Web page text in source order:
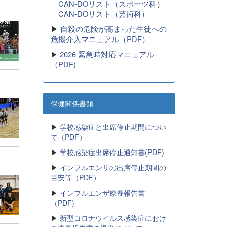
CAN-DOリスト（スポーツ科）
CAN-DOリスト（芸術科）
▶ 自殺の危険が高まった生徒への
危機介入マニュアル（PDF）
▶ 2026 緊急時対応マニュアル
（PDF)
保健関係書類
▶ 学校感染症と出席停止期間につい
て（PDF）
▶ 学校感染症出席停止通知書(PDF)
▶ インフルエンザの出席停止期間の
目安等（PDF）
▶ インフルエンザ療養報告書
（PDF)
▶ 新型コロナウイルス感染症におけ